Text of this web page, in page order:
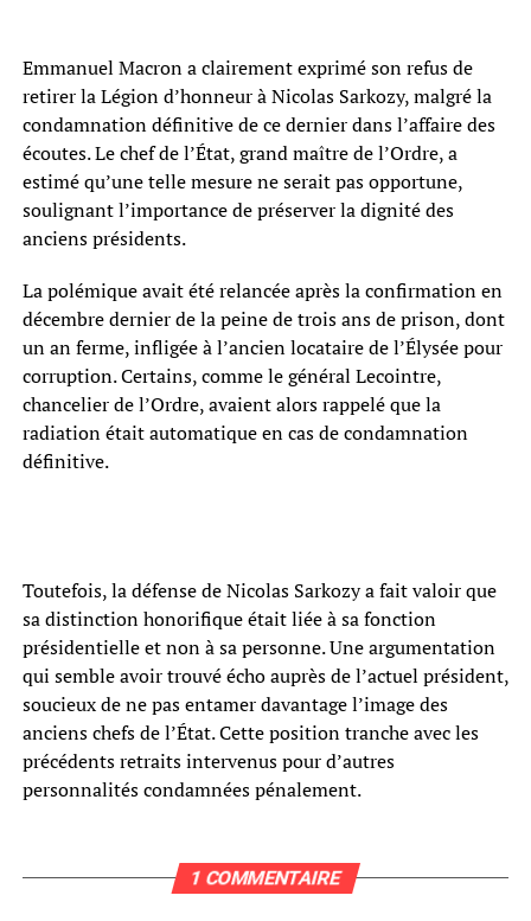
Emmanuel Macron a clairement exprimé son refus de
retirer la Légion d’honneur à Nicolas Sarkozy, malgré la
condamnation définitive de ce dernier dans l’affaire des
écoutes. Le chef de l’État, grand maître de l’Ordre, a
estimé qu’une telle mesure ne serait pas opportune,
soulignant l’importance de préserver la dignité des
anciens présidents.
La polémique avait été relancée après la confirmation en
décembre dernier de la peine de trois ans de prison, dont
un an ferme, infligée à l’ancien locataire de l’Élysée pour
corruption. Certains, comme le général Lecointre,
chancelier de l’Ordre, avaient alors rappelé que la
radiation était automatique en cas de condamnation
définitive.
Toutefois, la défense de Nicolas Sarkozy a fait valoir que
sa distinction honorifique était liée à sa fonction
présidentielle et non à sa personne. Une argumentation
qui semble avoir trouvé écho auprès de l’actuel président,
soucieux de ne pas entamer davantage l’image des
anciens chefs de l’État. Cette position tranche avec les
précédents retraits intervenus pour d’autres
personnalités condamnées pénalement.
1 COMMENTAIRE